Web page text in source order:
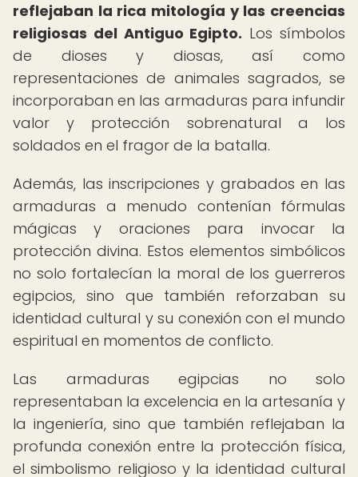
reflejaban la rica mitología y las creencias
religiosas del Antiguo Egipto. Los símbolos
de dioses y diosas, así como
representaciones de animales sagrados, se
incorporaban en las armaduras para infundir
valor y protección sobrenatural a los
soldados en el fragor de la batalla.
Además, las inscripciones y grabados en las
armaduras a menudo contenían fórmulas
mágicas y oraciones para invocar la
protección divina. Estos elementos simbólicos
no solo fortalecían la moral de los guerreros
egipcios, sino que también reforzaban su
identidad cultural y su conexión con el mundo
espiritual en momentos de conflicto.
Las armaduras egipcias no solo
representaban la excelencia en la artesanía y
la ingeniería, sino que también reflejaban la
profunda conexión entre la protección física,
el simbolismo religioso y la identidad cultural